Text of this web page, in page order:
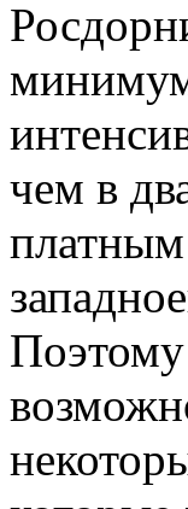
чем в